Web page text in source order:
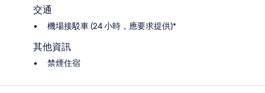
交通
機場接駁車 (24 小時，應要求提供)*
其他資訊
禁煙住宿